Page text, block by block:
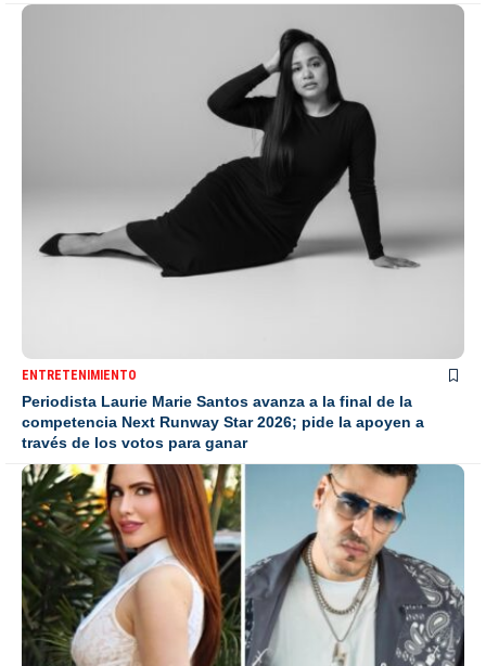
ENTRETENIMIENTO
Periodista Laurie Marie Santos avanza a la final de la
competencia Next Runway Star 2026; pide la apoyen a
través de los votos para ganar